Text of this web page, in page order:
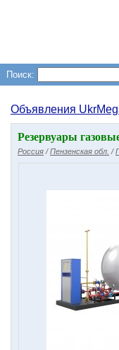
Поиск:
Объявления
Резервуары
Россия /Пензенская обл. /